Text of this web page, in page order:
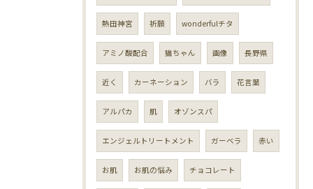
熱田神宮 祈願 wonderfulチタ
アミノ酸配合 猫ちゃん 画像 長野県
近く カーネーション バラ 花言葉
アルパカ 肌 オゾンスパ
エンジェルトリートメント ガーベラ 赤い
お肌 お肌の悩み チョコレート